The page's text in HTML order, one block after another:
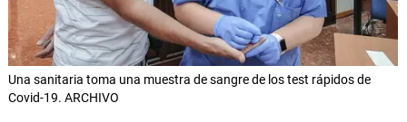
Una sanitaria toma una muestra de sangre de los test rápidos de
Covid-19. ARCHIVO